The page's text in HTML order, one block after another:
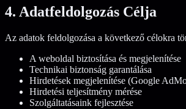
4. Adatfeldolgozás Célja
Az adatok feldolgozása a következő célokra
A weboldal biztosítása és megjelenítése
Technikai biztonság garantálása
Hirdetések megjelenítése (Google
Hirdetési teljesítmény mérése
Szolgáltatásaink fejlesztése